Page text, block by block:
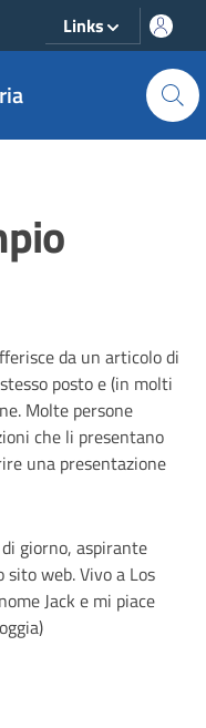
Links
da un articolo di
posto e (in molti
Molte persone
che li presentano
una presentazione
giorno, aspirante
web. Vivo a Los
Jack e mi piace